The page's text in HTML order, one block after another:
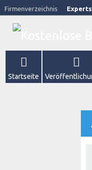
Firmenverzeichnis Experts
Startseite